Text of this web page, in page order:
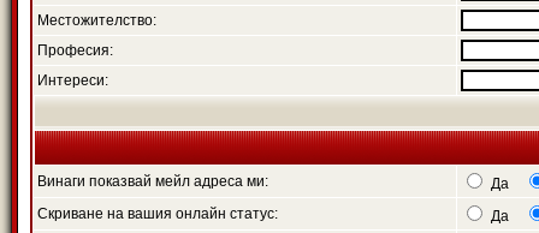
Местожителство:
Професия:
Интереси:
Винаги показвай мейл адреса ми:
Да
Скриване на вашия онлайн статус:
Да